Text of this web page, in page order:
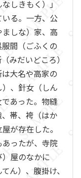
しきもく）」
る。一方、公
しな）家、高
間（ごふくの
みだいどころ）
大名や高家の
、針女（しん
あった。物縫
帯、袴（はか
が存在した。
ったが、寺院
屋のなかに
ん）、腹掛け、